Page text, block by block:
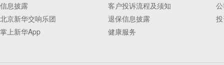
信息披露
北京新华交响乐团
掌上新华App
客户投诉流程及须知
退保信息披露
健康服务